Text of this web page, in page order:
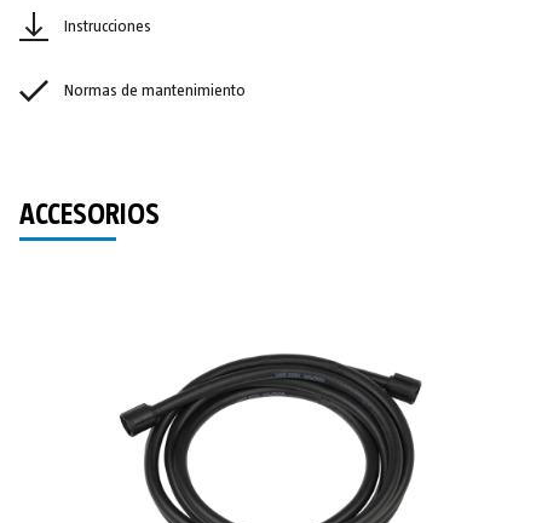
Instrucciones
Normas de mantenimiento
ACCESORIOS